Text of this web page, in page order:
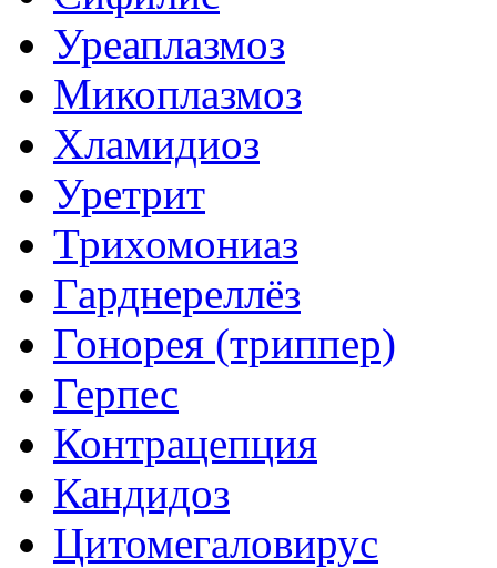
Уреаплазмоз
Микоплазмоз
Хламидиоз
Уретрит
Трихомониаз
Гарднереллёз
Гонорея (триппер)
Герпес
Контрацепция
Кандидоз
Цитомегаловирус